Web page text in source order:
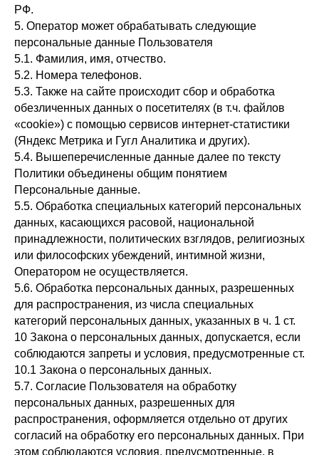
РФ.
5. Оператор может обрабатывать следующие
персональные данные Пользователя
5.1. Фамилия, имя, отчество.
5.2. Номера телефонов.
5.3. Также на сайте происходит сбор и обработка
обезличенных данных о посетителях (в т.ч. файлов
«cookie») с помощью сервисов интернет-статистики
(Яндекс Метрика и Гугл Аналитика и других).
5.4. Вышеперечисленные данные далее по тексту
Политики объединены общим понятием
Персональные данные.
5.5. Обработка специальных категорий персональных
данных, касающихся расовой, национальной
принадлежности, политических взглядов, религиозных
или философских убеждений, интимной жизни,
Оператором не осуществляется.
5.6. Обработка персональных данных, разрешенных
для распространения, из числа специальных
категорий персональных данных, указанных в ч. 1 ст.
10 Закона о персональных данных, допускается, если
соблюдаются запреты и условия, предусмотренные ст.
10.1 Закона о персональных данных.
5.7. Согласие Пользователя на обработку
персональных данных, разрешенных для
распространения, оформляется отдельно от других
согласий на обработку его персональных данных. При
этом соблюдаются условия, предусмотренные, в